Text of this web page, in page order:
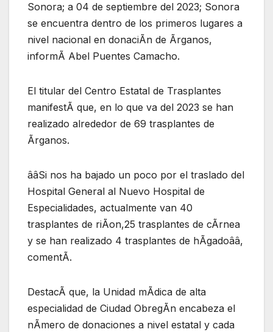
Sonora; a 04 de septiembre del 2023; Sonora
se encuentra dentro de los primeros lugares a
nivel nacional en donaciÃn de Ãrganos,
informÃ Abel Puentes Camacho.
El titular del Centro Estatal de Trasplantes
manifestÃ que, en lo que va del 2023 se han
realizado alrededor de 69 trasplantes de
Ãrganos.
ââSi nos ha bajado un poco por el traslado del
Hospital General al Nuevo Hospital de
Especialidades, actualmente van 40
trasplantes de riÃon,25 trasplantes de cÃrnea
y se han realizado 4 trasplantes de hÃgadoââ,
comentÃ.
DestacÃ que, la Unidad mÃdica de alta
especialidad de Ciudad ObregÃn encabeza el
nÃmero de donaciones a nivel estatal y cada